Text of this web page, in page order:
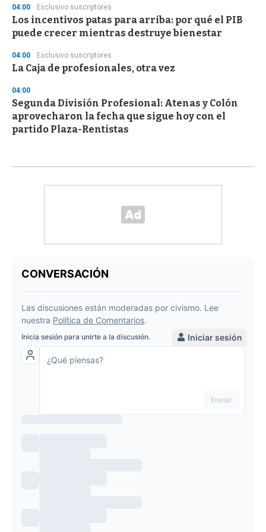
04:00 Exclusivo suscriptores
Los incentivos patas para arriba: por qué el PIB
puede crecer mientras destruye bienestar
04:00 Exclusivo suscriptores
La Caja de profesionales, otra vez
04:00
Segunda División Profesional: Atenas y Colón
aprovecharon la fecha que sigue hoy con el
partido Plaza-Rentistas